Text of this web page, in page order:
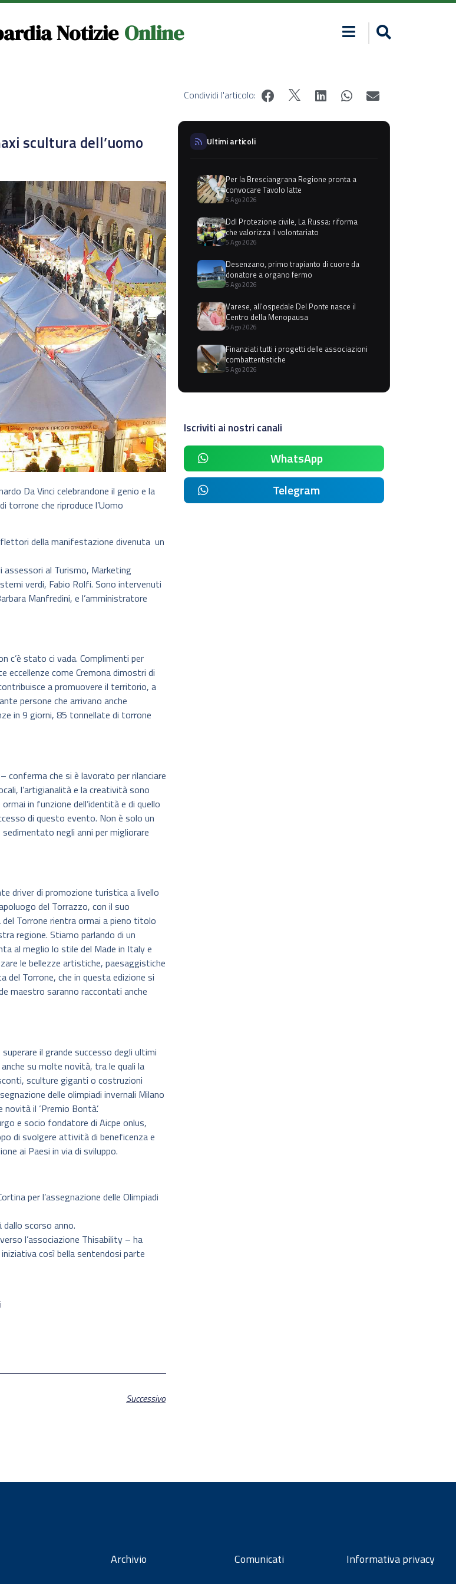
Notizie Online
scultura dell’uomo
Da Vinci celebrandone il genio e la
torrone che riproduce l’Uomo
della manifestazione divenuta un
al Turismo, Marketing
verdi, Fabio Rolfi. Sono intervenuti
Manfredini, e l’amministratore
c’è stato ci vada. Complimenti per
eccellenze come Cremona dimostri di
a promuovere il territorio, a
persone che arrivano anche
in 9 giorni, 85 tonnellate di torrone
conferma che si è lavorato per rilanciare
l’artigianalità e la creatività sono
in funzione dell’identità e di quello
di questo evento. Non è solo un
negli anni per migliorare
driver di promozione turistica a livello
del Torrazzo, con il suo
Torrone rientra ormai a pieno titolo
regione. Stiamo parlando di un
al meglio lo stile del Made in Italy e
le bellezze artistiche, paesaggistiche
del Torrone, che in questa edizione si
maestro saranno raccontati anche
il grande successo degli ultimi
su molte novità, tra le quali la
sculture giganti o costruzioni
delle olimpiadi invernali Milano
il ‘Premio Bontà’.
e socio fondatore di Aicpe onlus,
di svolgere attività di beneficenza e
ai Paesi in via di sviluppo.
per l’assegnazione delle Olimpiadi
dallo scorso anno.
l’associazione Thisability – ha
così bella sentendosi parte
Successivo
Condividi l'articolo:
Ultimi articoli
Per la Bresciangrana Regione pronta a
convocare Tavolo latte
5 Ago 2026
Ddl Protezione civile, La Russa: riforma
che valorizza il volontariato
5 Ago 2026
Desenzano, primo trapianto di cuore da
donatore a organo fermo
5 Ago 2026
Varese, all'ospedale Del Ponte nasce il
Centro della Menopausa
5 Ago 2026
Finanziati tutti i progetti delle associazioni
combattentistiche
5 Ago 2026
Iscriviti ai nostri canali
WhatsApp
Telegram
Archivio Comunicati Informativa privacy